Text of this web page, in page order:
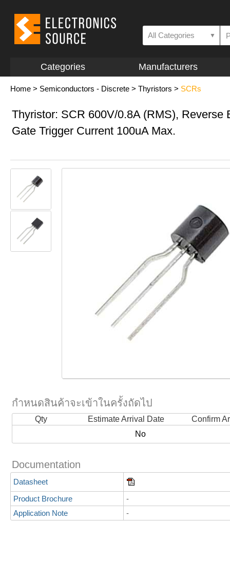
All Categories ▼
Categories Manufacturers
Home > Semiconductors - Discrete > Thyristors > SCRs
Thyristor: SCR 600V/0.8A (RMS), Reverse
Gate Trigger Current 100uA Max.
กำหนดสินค้าจะเข้าในครั้งถัดไป
Qty Estimate Arrival Date
Confirm
No
Documentation
Datasheet
Product Brochure
-
Application Note
-